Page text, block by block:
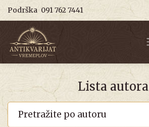
Podrška 091 762 7441
Lista autora